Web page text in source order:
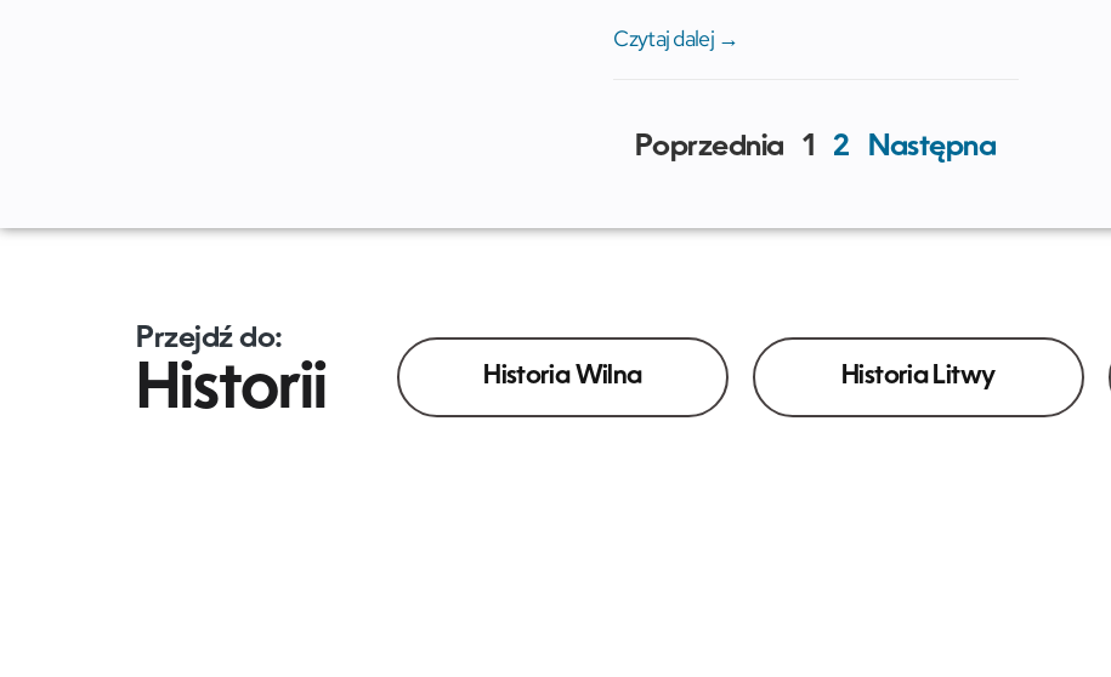
Czytaj dalej →
Poprzednia 1 2 Następna
Przejdź do:
Historii Historia Wilna Historia Litwy